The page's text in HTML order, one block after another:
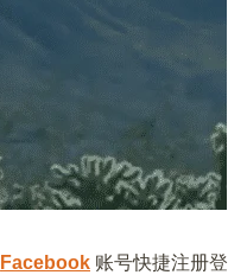
Facebook 账号快捷注册登